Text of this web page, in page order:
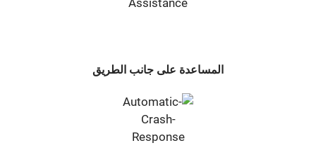
المساعدة على جانب الطريق